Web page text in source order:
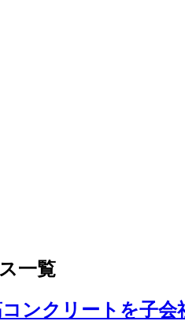
一覧
ンクリートを子会